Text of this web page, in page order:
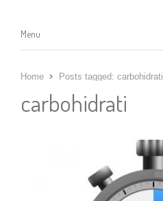
Menu
Menu
Home Posts tagged: carbohidrati
carbohidrati